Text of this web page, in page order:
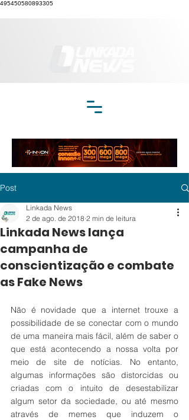
495450580893305
Post
Linkada News lança
campanha de
conscientização e combate
as Fake News
Linkada News
2 de ago. de 2018 2 min de leitura
Não é novidade que a internet trouxe a
possibilidade de se conectar com o mundo
de uma maneira mais fácil, além de saber o
que está acontecendo a nossa volta por
meio de site de notícias. No entanto,
algumas informações são distorcidas ou
criadas com o intuito de desestabilizar
algum setor da sociedade, ou até mesmo
através de memes que induzem o